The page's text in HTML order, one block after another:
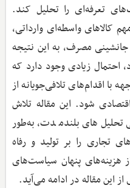
تعرفه‌ای را تحلیل کند.
کالاهای واسطه‌ای وارداتی،
مصرف، به این نتیجه
احتمال زیادی وجود دارد که
با اقدام‌های تلافی‌جویانه از
شود. این مقاله تلاش
بلندمدت، به‌طور
تجاری را بر تولید و رفاه
هزینه‌های پنهان سیاست‌های
این مقاله در ادامه می‌آید.